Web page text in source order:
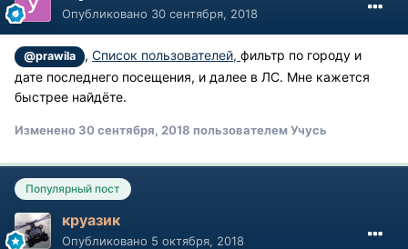
Опубликовано 30 сентября, 2018
@prawila ,Список пользователей,фильтр по городу и
дате последнего посещения, и далее в ЛС. Мне кажется
быстрее найдёте.
Изменено 30 сентября, 2018 пользователем Учусь
Популярный пост
круазик
Опубликовано 5 октября, 2018